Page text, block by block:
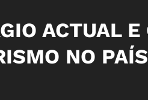
ACTUAL E
NO PAÍS